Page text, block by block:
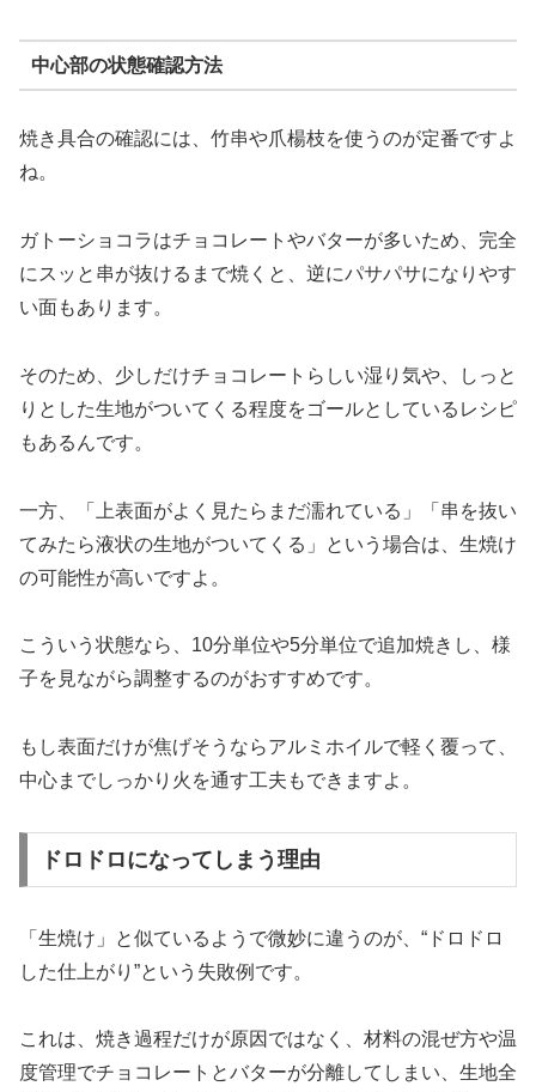
中心部の状態確認方法
焼き具合の確認には、竹串や爪楊枝を使うのが定番ですよ
ね。
ガトーショコラはチョコレートやバターが多いため、完全
にスッと串が抜けるまで焼くと、逆にパサパサになりやす
い面もあります。
そのため、少しだけチョコレートらしい湿り気や、しっと
りとした生地がついてくる程度をゴールとしているレシピ
もあるんです。
一方、「上表面がよく見たらまだ濡れている」「串を抜い
てみたら液状の生地がついてくる」という場合は、生焼け
の可能性が高いですよ。
こういう状態なら、10分単位や5分単位で追加焼きし、様
子を見ながら調整するのがおすすめです。
もし表面だけが焦げそうならアルミホイルで軽く覆って、
中心までしっかり火を通す工夫もできますよ。
ドロドロになってしまう理由
「生焼け」と似ているようで微妙に違うのが、“ドロドロ
した仕上がり”という失敗例です。
これは、焼き過程だけが原因ではなく、材料の混ぜ方や温
度管理でチョコレートとバターが分離してしまい、生地全